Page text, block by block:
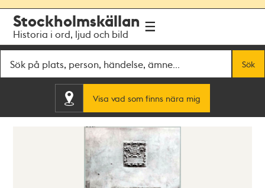
navigationen
huvudinnehållet
Stockholmskällan
Historia i ord, ljud och bild
Sök
Visa vad som finns nära mig